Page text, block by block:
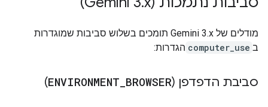
מודלים של Gemini 3.x תומכים בשלוש סביבות שמוגדרות
ב computer_use הגדרות:
סביבת הדפדפן ( ENVIRONMENT BROWSER
)